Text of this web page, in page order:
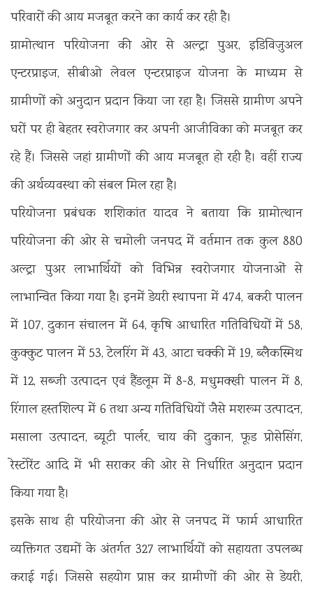
परिवारों की आय मजबूत करने का कार्य कर रही है।
ग्रामोत्थान परियोजना की ओर से अल्ट्रा पुअर, इडिविजुअल
एन्टरप्राइज, सीबीओ लेवल एन्टरप्राइज योजना के माध्यम से
ग्रामीणों को अनुदान प्रदान किया जा रहा है। जिससे ग्रामीण अपने
घरों पर ही बेहतर स्वरोजगार कर अपनी आजीविका को मजबूत कर
रहे हैं। जिससे जहां ग्रामीणों की आय मजबूत हो रही है। वहीं राज्य
की अर्थव्यवस्था को संबल मिल रहा है।
परियोजना प्रबंधक शशिकांत यादव ने बताया कि ग्रामोत्थान
परियोजना की ओर से चमोली जनपद में वर्तमान तक कुल 880
अल्ट्रा पुअर लाभार्थियों को विभिन्न स्वरोजगार योजनाओं से
लाभान्वित किया गया है। इनमें डेयरी स्थापना में 474, बकरी पालन
में 107, दुकान संचालन में 64, कृषि आधारित गतिविधियों में 58,
कुक्कुट पालन में 53, टेलरिंग में 43, आटा चक्की में 19, ब्लैकस्मिथ
में 12, सब्जी उत्पादन एवं हैंडलूम में 8-8, मधुमक्खी पालन में 8,
रिंगाल हस्तशिल्प में 6 तथा अन्य गतिविधियों जैसे मशरूम उत्पादन,
मसाला उत्पादन, ब्यूटी पार्लर, चाय की दुकान, फूड प्रोसेसिंग,
रेस्टोरेंट आदि में भी सराकर की ओर से निर्धारित अनुदान प्रदान
किया गया है।
इसके साथ ही परियोजना की ओर से जनपद में फार्म आधारित
व्यक्तिगत उद्यमों के अंतर्गत 327 लाभार्थियों को सहायता उपलब्ध
कराई गई। जिससे सहयोग प्राप्त कर ग्रामीणों की ओर से डेयरी,